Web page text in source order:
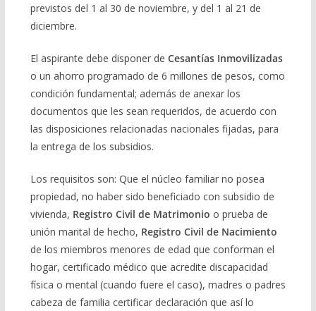
previstos del 1 al 30 de noviembre, y del 1 al 21 de
diciembre.
El aspirante debe disponer de Cesantías Inmovilizadas
o un ahorro programado de 6 millones de pesos, como
condición fundamental; además de anexar los
documentos que les sean requeridos, de acuerdo con
las disposiciones relacionadas nacionales fijadas, para
la entrega de los subsidios.
Los requisitos son: Que el núcleo familiar no posea
propiedad, no haber sido beneficiado con subsidio de
vivienda, Registro Civil de Matrimonio o prueba de
unión marital de hecho, Registro Civil de Nacimiento
de los miembros menores de edad que conforman el
hogar, certificado médico que acredite discapacidad
física o mental (cuando fuere el caso), madres o padres
cabeza de familia certificar declaración que así lo